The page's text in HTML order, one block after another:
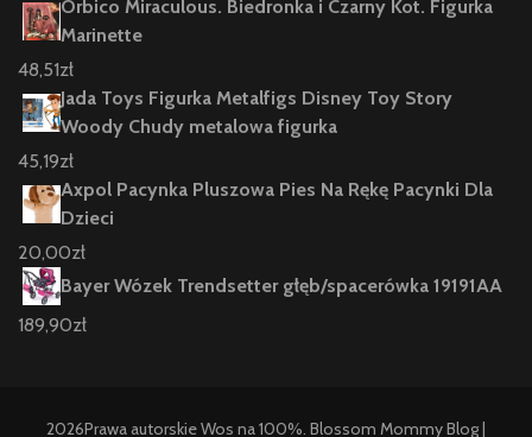
Orbico Miraculous. Biedronka i Czarny Kot. Figurka
Marinette
48,51zł
Jada Toys Figurka Metalfigs Disney Toy Story
Woody Chudy metalowa figurka
45,19zł
Axpol Pacynka Pluszowa Pies Na Rękę Pacynki Dla
Dzieci
20,00zł
Bayer Wózek Trendsetter głęb/spacerówka 19191AA
189,90zł
2026Prawa autorskieWos na 100% Blossom Mommy Blog |